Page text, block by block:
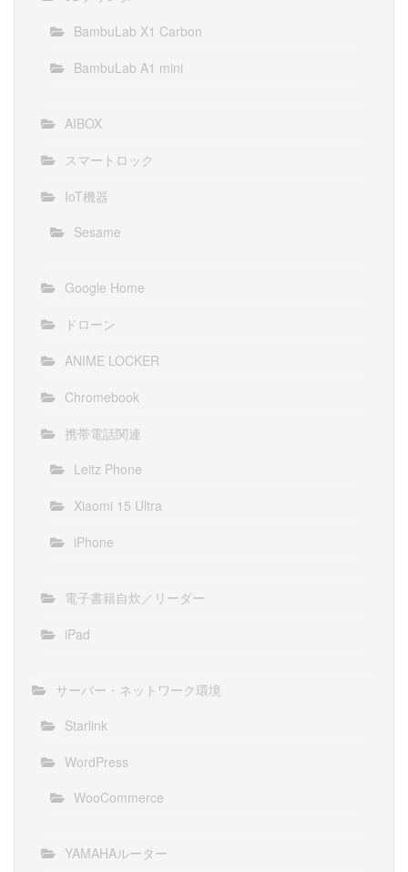
BambuLab X1 Carbon
BambuLab A1 mini
AIBOX
スマートロック
IoT機器
Sesame
Google Home
ドローン
ANIME LOCKER
Chromebook
携帯電話関連
Leitz Phone
Xiaomi 15 Ultra
iPhone
電子書籍自炊／リーダー
iPad
サーバー・ネットワーク環境
Starlink
WordPress
WooCommerce
YAMAHAルーター